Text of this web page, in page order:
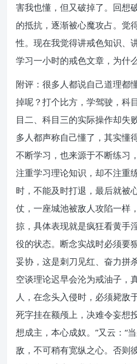
害我也懂，但又破掉了。回想
的抵抗，逐渐被心魔攻占。觉
性。现在我觉得讲戒色知识、
学习一小时的戒色文章，为什
附评：很多人都说自己道理都
掉呢？打个比方，学驾驶，科
目二、科目三的实际操作却失
多人都声称自己懂了，其实懂
不断学习，也来源于不断练习
注重学习理论知识，却不注重
时，不能及时打退，最后就被
仗，一座城池被敌人攻陷一样
掠，具体表现就是疯狂看黄手
役的状态。断念实战时必须要
妥协，这是刺刀见红、奋力拼
空谈理论迟早会沦为戒油子，
人，在念头入侵时，必须毙敌
死字挂在额颅上，决难令妄想
想成主，本心成奴。”又云：“
敌，不可稍有宽纵之心。否则